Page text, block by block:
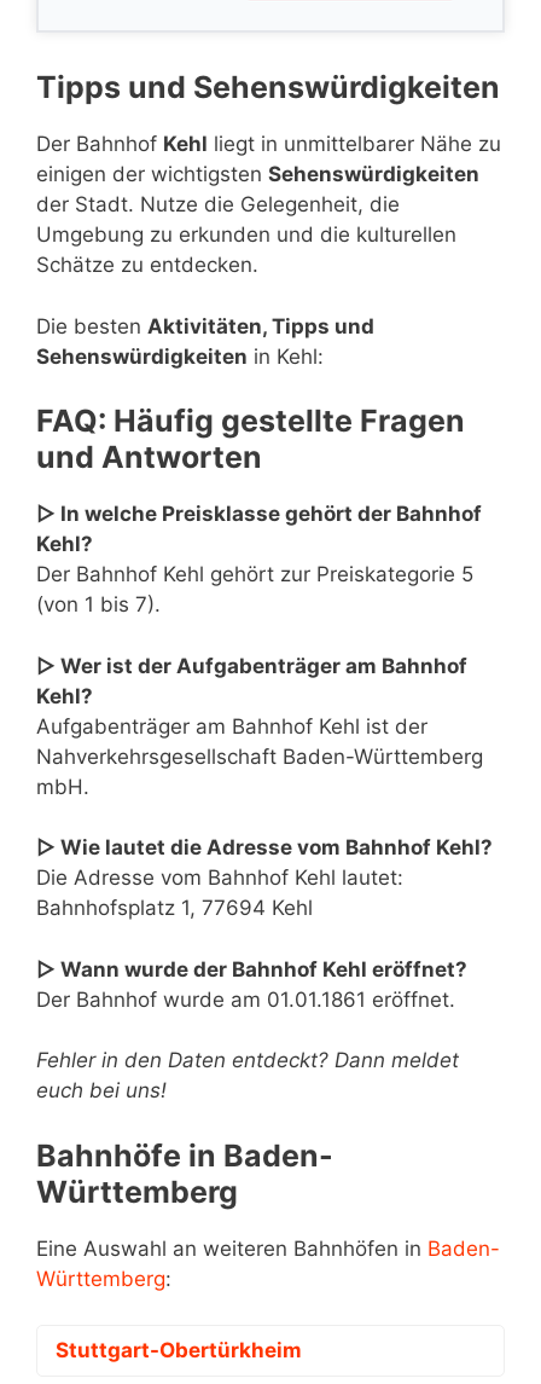
Tipps und Sehenswürdigkeiten
Der Bahnhof Kehl liegt in unmittelbarer Nähe zu
einigen der wichtigsten Sehenswürdigkeiten
der Stadt. Nutze die Gelegenheit, die
Umgebung zu erkunden und die kulturellen
Schätze zu entdecken.
Die besten Aktivitäten, Tipps und
Sehenswürdigkeiten in Kehl:
FAQ: Häufig gestellte Fragen
und Antworten
▷ In welche Preisklasse gehört der Bahnhof
Kehl?
Der Bahnhof Kehl gehört zur Preiskategorie 5
(von 1 bis 7).
▷ Wer ist der Aufgabenträger am Bahnhof
Kehl?
Aufgabenträger am Bahnhof Kehl ist der
Nahverkehrsgesellschaft Baden-Württemberg
mbH.
▷ Wie lautet die Adresse vom Bahnhof Kehl?
Die Adresse vom Bahnhof Kehl lautet:
Bahnhofsplatz 1, 77694 Kehl
▷ Wann wurde der Bahnhof Kehl eröffnet?
Der Bahnhof wurde am 01.01.1861 eröffnet.
Fehler in den Daten entdeckt? Dann meldet
euch bei uns!
Bahnhöfe in Baden-
Württemberg
Eine Auswahl an weiteren Bahnhöfen in Baden-
Württemberg:
Stuttgart-Obertürkheim